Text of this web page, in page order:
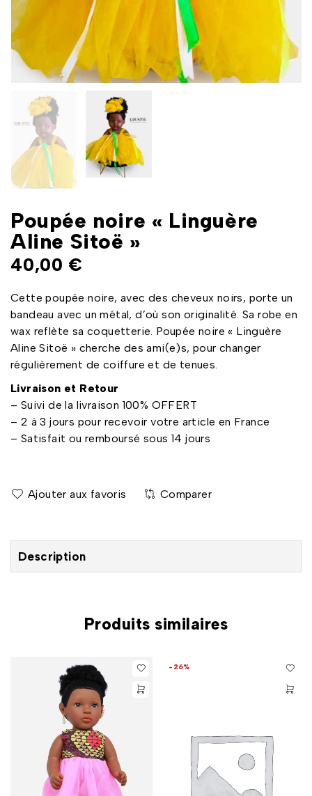
Poupée noire « Linguère
Aline Sitoë »
40,00 €
Cette poupée noire, avec des cheveux noirs, porte un
bandeau avec un métal, d’où son originalité. Sa robe en
wax reflète sa coquetterie. Poupée noire « Linguère
Aline Sitoë » cherche des ami(e)s, pour changer
régulièrement de coiffure et de tenues.
Livraison et Retour
– Suivi de la livraison 100% OFFERT
– 2 à 3 jours pour recevoir votre article en France
– Satisfait ou remboursé sous 14 jours
Comparer
Description
Produits similaires
-26%